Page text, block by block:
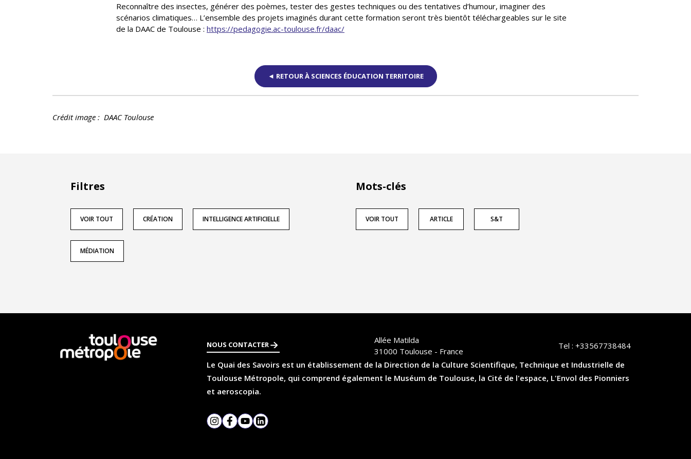
Reconnaître des insectes, générer des poèmes, tester des gestes techniques ou des tentatives d’humour, imaginer des
scénarios climatiques… L’ensemble des projets imaginés durant cette formation seront très bientôt téléchargeables sur le site
de la DAAC de Toulouse : https://pedagogie.ac-toulouse.fr/daac/
◄ RETOUR À SCIENCES ÉDUCATION TERRITOIRE
Crédit image : DAAC Toulouse
Filtres
VOIR TOUT CRÉATION INTELLIGENCE ARTIFICIELLE
MÉDIATION
Mots-clés
VOIR TOUT ARTICLE S&T
En
savoir
plus
NOUS CONTACTER
Allée Matilda
31000 Toulouse - France
Tel : +33567738484
Le Quai des Savoirs est un établissement de la Direction de la Culture Scientifique, Technique et Industrielle de
Toulouse Métropole, qui comprend également le Muséum de Toulouse, la Cité de l'espace, L'Envol des Pionniers
et aeroscopia.
Instagram
Facebook
YouTubeLinkedIn